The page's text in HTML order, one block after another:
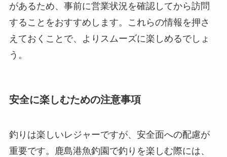
があるため、事前に営業状況を確認してから訪問
することをおすすめします。これらの情報を押さ
えておくことで、よりスムーズに楽しめるでしょ
う。
安全に楽しむための注意事項
釣りは楽しいレジャーですが、安全面への配慮が
重要です。鹿島港魚釣園で釣りを楽しむ際には、